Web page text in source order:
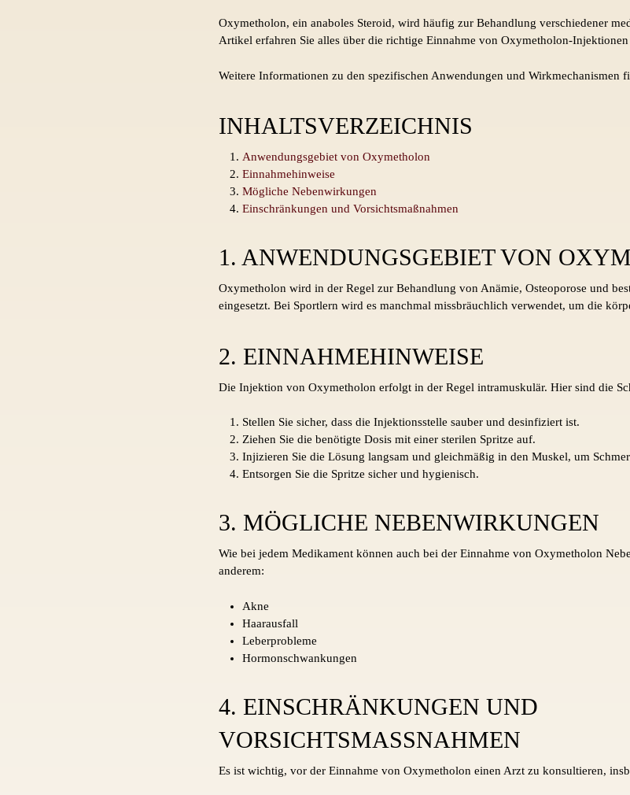
Oxymetholon, ein anaboles Steroid, wird häufig zur Behandlung verschiedener
Artikel erfahren Sie alles über die richtige Einnahme von Oxymetholon-
Weitere Informationen zu den spezifischen Anwendungen und Wirkmechanismen
INHALTSVERZEICHNIS
Anwendungsgebiet von Oxymetholon
Einnahmehinweise
Mögliche Nebenwirkungen
Einschränkungen und Vorsichtsmaßnahmen
1. ANWENDUNGSGEBIET VON
Oxymetholon wird in der Regel zur Behandlung von Anämie, Osteoporose und
eingesetzt. Bei Sportlern wird es manchmal missbräuchlich verwendet, um die
2. EINNAHMEHINWEISE
Die Injektion von Oxymetholon erfolgt in der Regel intramuskulär. Hier sind die
Stellen Sie sicher, dass die Injektionsstelle sauber und desinfiziert ist.
Ziehen Sie die benötigte Dosis mit einer sterilen Spritze auf.
Injizieren Sie die Lösung langsam und gleichmäßig in den Muskel, um
Entsorgen Sie die Spritze sicher und hygienisch.
3. MÖGLICHE NEBENWIRKUNGEN
Wie bei jedem Medikament können auch bei der Einnahme von Oxymetholon
anderem:
Akne
Haarausfall
Leberprobleme
Hormonschwankungen
4. EINSCHRÄNKUNGEN UND
VORSICHTSMASSNAHMEN
Es ist wichtig, vor der Einnahme von Oxymetholon einen Arzt zu konsultieren,